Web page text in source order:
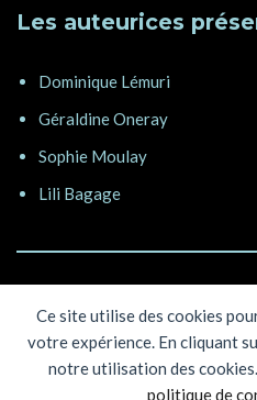
Les auteurices
Dominique Lémuri
Géraldine Oneray
Sophie Moulay
Lili Bagage
Ce site utilise des cookies
votre expérience. En cliquant
notre utilisation des
politique de